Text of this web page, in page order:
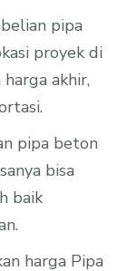
pipa
proyek di
akhir,
pipa beton
bisa
baik
harga Pipa